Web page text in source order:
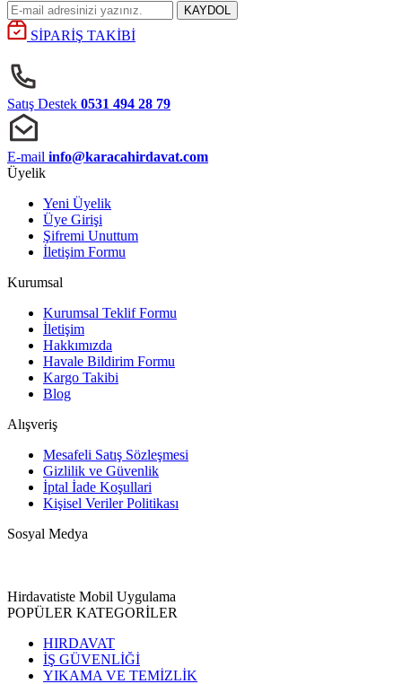
KAYDOL
SİPARİŞ TAKİBİ
Satış Destek 0531 494 28 79
E-mail info@karacahirdavat.com
Üyelik
Yeni Üyelik
Üye Girişi
Şifremi Unuttum
İletişim Formu
Kurumsal
Kurumsal Teklif Formu
İletişim
Hakkımızda
Havale Bildirim Formu
Kargo Takibi
Blog
Alışveriş
Mesafeli Satış Sözleşmesi
Gizlilik ve Güvenlik
İptal İade Koşullari
Kişisel Veriler Politikası
Sosyal Medya
Hirdavatiste Mobil Uygulama
POPÜLER KATEGORİLER
HIRDAVAT
İŞ GÜVENLİĞİ
YIKAMA VE TEMİZLİK